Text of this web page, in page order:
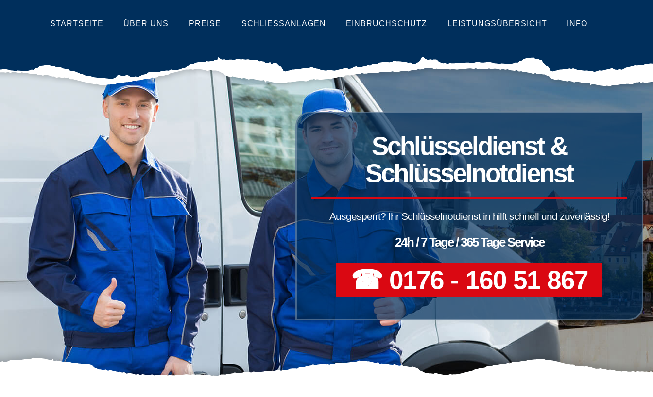
STARTSEITE ÜBER UNS PREISE SCHLIESSANLAGEN EINBRUCHSCHUTZ LEISTUNGSÜBERSICHT INFO
Schlüsseldienst &
Schlüsselnotdienst
Ausgesperrt? Ihr Schlüsselnotdienst in hilft schnell und zuverlässig!
24h / 7 Tage / 365 Tage Service
☎ 0176 - 160 51 867